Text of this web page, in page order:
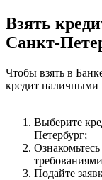
Взять
Санкт-
Чтобы взять в
кредит наличными
Выберите
Петербург;
Подайте